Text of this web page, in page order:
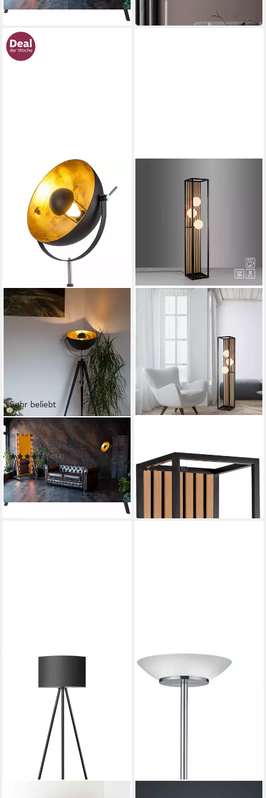
in 2-4 Werktagen bei dir
Sehr beliebt
OTTO HOME
Stehlampe Elenoire
(434)
89,99 € UVP319,00 €
nur bis Dienstag
-72%
Akustikpaneele mit
Glaskugeln(6)